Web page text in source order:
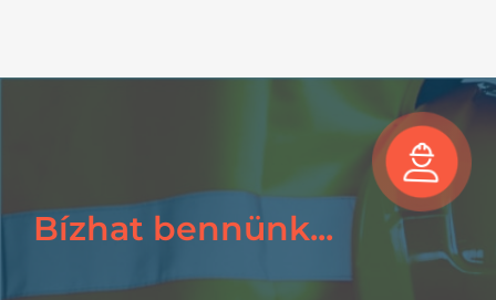
Bízhat bennünk...